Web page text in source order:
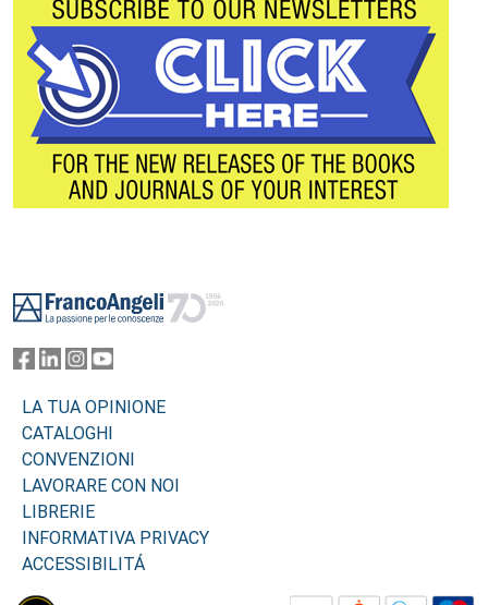
LA TUA OPINIONE
CATALOGHI
CONVENZIONI
LAVORARE CON NOI
LIBRERIE
INFORMATIVA PRIVACY
ACCESSIBILITÁ